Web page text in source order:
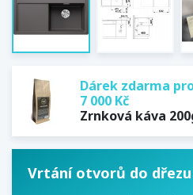
Dárek zdarma
7 000 Kč
Zrnková káva
Vrtání otvorů do